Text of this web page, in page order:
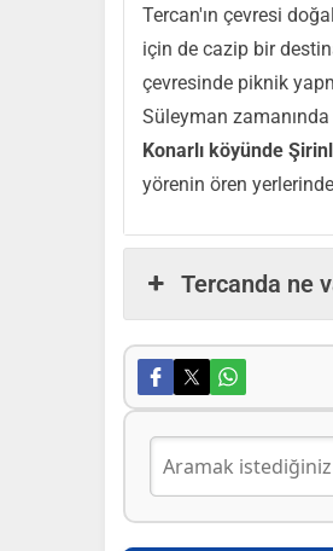
Tercan'ın çevresi
için de cazip bir
çevresinde piknik
Süleyman
Konarlı köyünde
yörenin ören
Tercanda ne